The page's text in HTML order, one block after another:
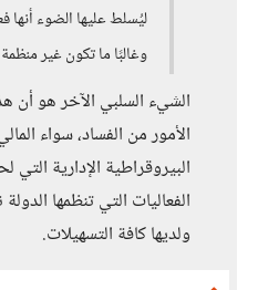
ليُسلط عليها الضوء أنها
وغالبًا ما تكون غير
الشيء السلبي الآخر هو أن
الأمور من الفساد، سواء
البيروقراطية الإدارية
الفعاليات التي تنظمها
ولديها كافة التسهيلات.